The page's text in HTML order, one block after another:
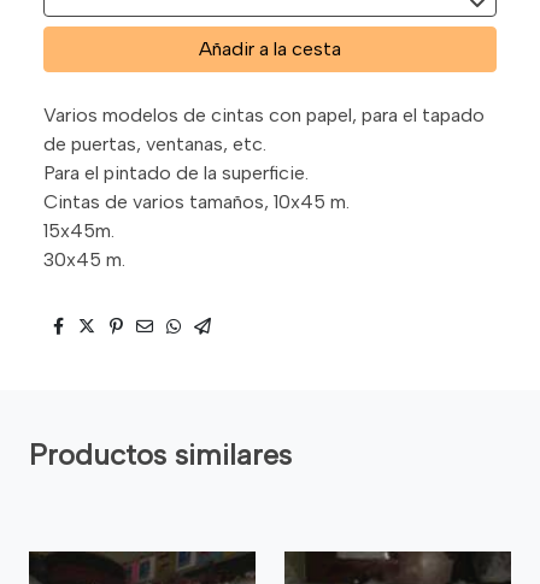
Añadir a la cesta
Varios modelos de cintas con papel, para el tapado
de puertas, ventanas, etc.
Para el pintado de la superficie.
Cintas de varios tamaños, 10x45 m.
15x45m.
30x45 m.
Productos similares